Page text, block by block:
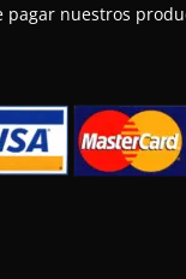
pagar nuestros